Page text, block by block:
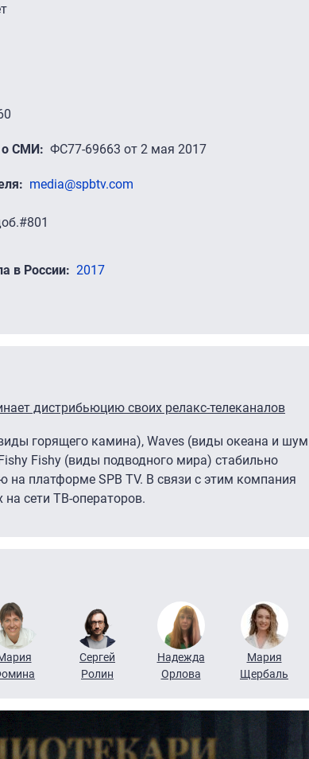
о СМИ ФС77-69663 от 2 мая 2017
media@spbtv.com
в России 2017
дистрибьюцию своих релакс-телеканалов
горящего камина), Waves (виды океана и шум
Fishy (виды подводного мира) стабильно
на платформе SPB TV. В связи с этим компания
на сети ТВ-операторов.
Сергей
Ролин
Надежда
Орлова
Мария
Щербаль